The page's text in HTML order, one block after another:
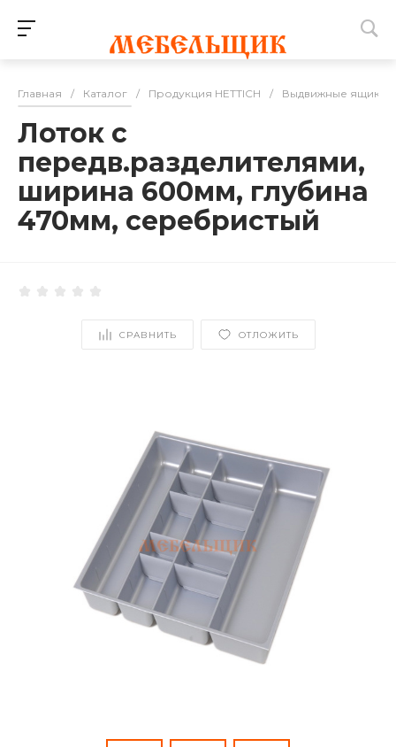
Главная / Каталог / Продукция HETTICH / Выдвижные ящики
Лоток с
передв.разделителями,
ширина 600мм, глубина
470мм, серебристый
СРАВНИТЬ ОТЛОЖИТЬ